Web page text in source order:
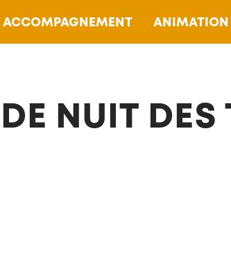
ACCOMPAGNEMENT ANIMATION
NUIT DES